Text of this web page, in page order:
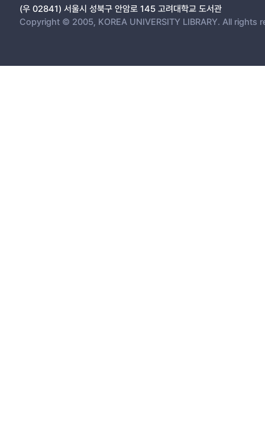
(우 02841) 서울시 성북구 안암로 145 고려대학교 도서관
Copyright © 2005, KOREA UNIVERSITY LIBRARY. All rights